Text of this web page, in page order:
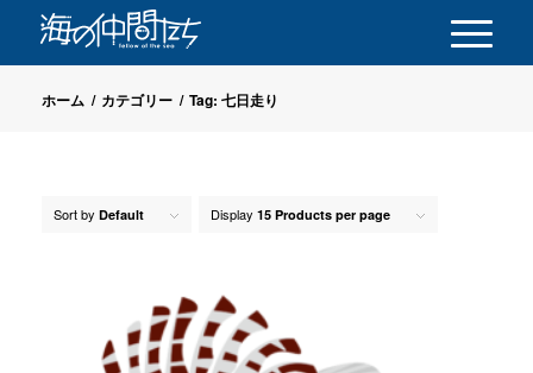
ホーム / カテゴリー / Tag: 七日走り
Sort by Default Display 15 Products per page